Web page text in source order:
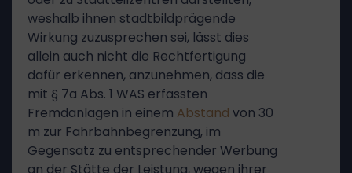
weshalb ihnen stadtbildprägende
Wirkung zuzusprechen sei, lässt dies
allein auch nicht die Rechtfertigung
dafür erkennen, anzunehmen, dass die
mit § 7a Abs. 1 WAS erfassten
Fremdanlagen in einem Abstand von 30
m zur Fahrbahnbegrenzung, im
Gegensatz zu entsprechender Werbung